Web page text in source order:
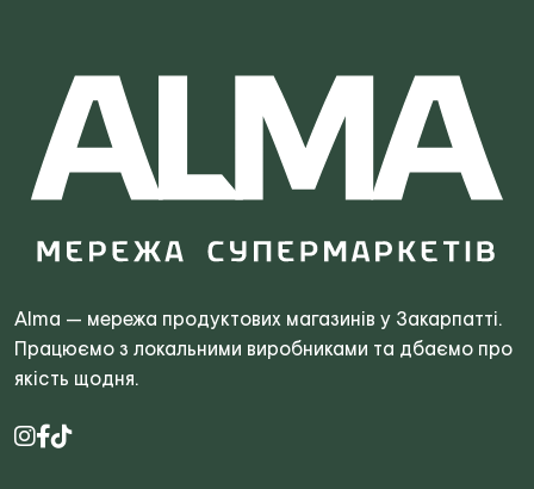
Alma — мережа продуктових магазинів у Закарпатті.
Працюємо з локальними виробниками та дбаємо про
якість щодня.